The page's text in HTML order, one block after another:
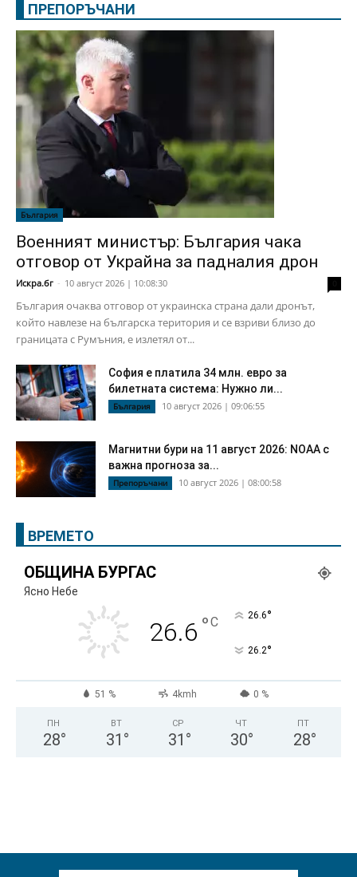
ПРЕПОРЪЧАНИ
България
Военният министър: България чака
отговор от Украйна за падналия дрон
Искра.бг - 10 август 2026 | 10:08:30
България очаква отговор от украинска страна дали дронът,
който навлезе на българска територия и се взриви близо до
границата с Румъния, е излетял от...
София е платила 34 млн. евро за
билетната система: Нужно ли...
България 10 август 2026 | 09:06:55
Магнитни бури на 11 август 2026: NOAA с
важна прогноза за...
Препоръчани 10 август 2026 | 08:00:58
ВРЕМЕТО
ОБЩИНА БУРГАС
Ясно Небе
26.6 °C 26.6°
26.2°
51 % 4kmh 0 %
ПН
28°
ВТ
31 °
СР
31 °
ЧТ
30°
ПТ
28°